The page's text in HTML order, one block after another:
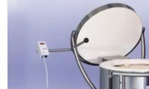
meerdere
variaties.
optie
kan
gekozen